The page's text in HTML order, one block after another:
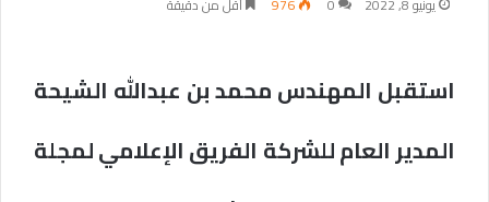
استقبل المهندس محمد بن عبدالله الشيحة
المدير العام للشركة الفريق الإعلامي لمجلة